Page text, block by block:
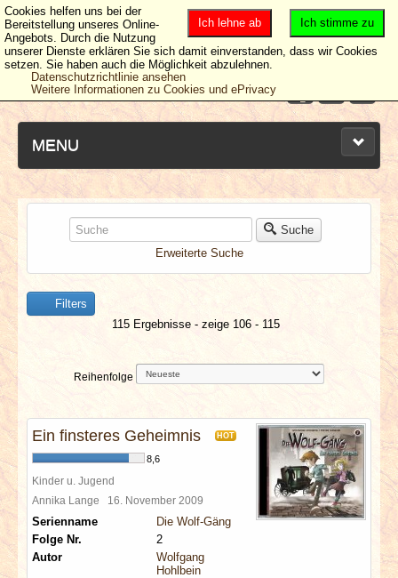
MENU
NEUESTE ARTIKEL
NEWS & DATES
BERICHTE
VERLOSUNGEN
SPECIALS
REDAKTION
LINKS
Suche
Erweiterte Suche
Filters
115 Ergebnisse - zeige 106 - 115
Reihenfolge
Ein finsteres Geheimnis HOT
8,6
Kinder u. Jugend
Annika Lange 16. November 2009
Serienname
Die Wolf-Gäng
Folge Nr.
2
Autor
Wolfgang
Hohlbein
Ich stimme zu
Ich lehne ab
Cookies helfen uns bei der
Bereitstellung unseres Online-
Angebots. Durch die Nutzung
unserer Dienste erklären Sie sich damit einverstanden, dass wir Cookies
setzen. Sie haben auch die Möglichkeit abzulehnen.
Datenschutzrichtlinie ansehen
Weitere Informationen zu Cookies und ePrivacy